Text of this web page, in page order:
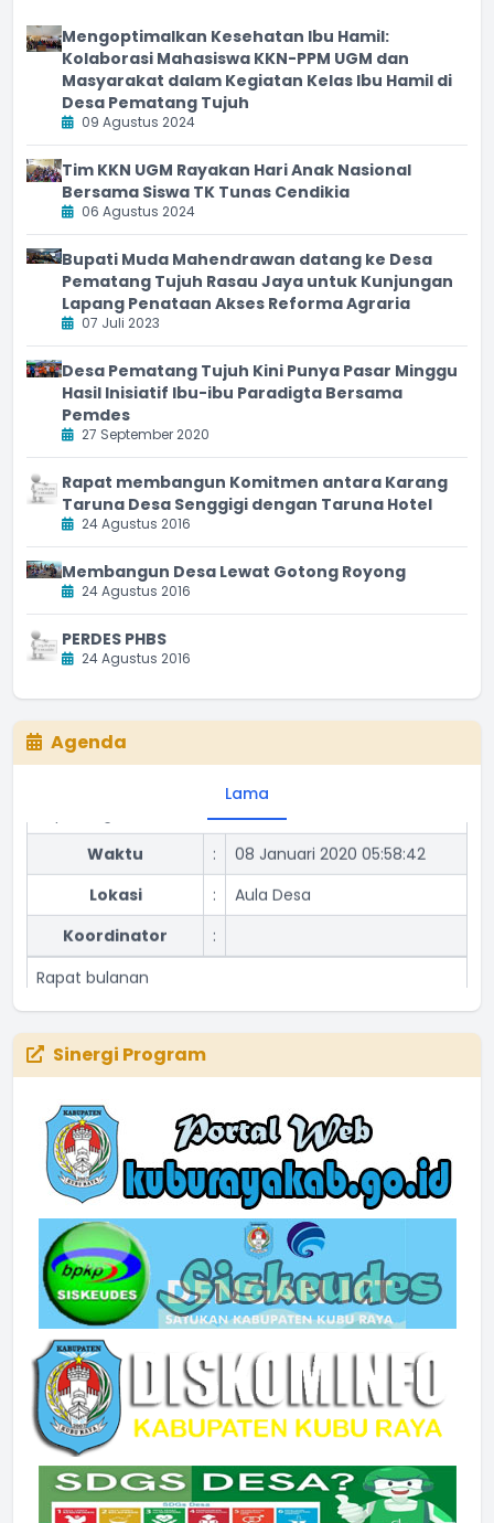
Mengoptimalkan Kesehatan Ibu Hamil:
Kolaborasi Mahasiswa KKN-PPM UGM dan
Masyarakat dalam Kegiatan Kelas Ibu Hamil di
Desa Pematang Tujuh
09 Agustus 2024
Tim KKN UGM Rayakan Hari Anak Nasional
Bersama Siswa TK Tunas Cendikia
06 Agustus 2024
Bupati Muda Mahendrawan datang ke Desa
Pematang Tujuh Rasau Jaya untuk Kunjungan
Lapang Penataan Akses Reforma Agraria
07 Juli 2023
Desa Pematang Tujuh Kini Punya Pasar Minggu
Hasil Inisiatif Ibu-ibu Paradigta Bersama
Pemdes
27 September 2020
Rapat membangun Komitmen antara Karang
Taruna Desa Senggigi dengan Taruna Hotel
24 Agustus 2016
Membangun Desa Lewat Gotong Royong
24 Agustus 2016
PERDES PHBS
24 Agustus 2016
Agenda
Lama
Waktu
:
08 Januari 2020 05:58:42
Lokasi
:
Aula Desa
Koordinator
:
Rapat bulanan
Lokasi
:
Ruang rapat
Koordinator
:
Sinergi Program